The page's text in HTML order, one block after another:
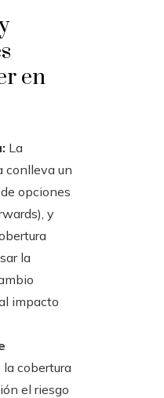
en
La
conlleva un
opciones
y
la
impacto
la cobertura
el riesgo